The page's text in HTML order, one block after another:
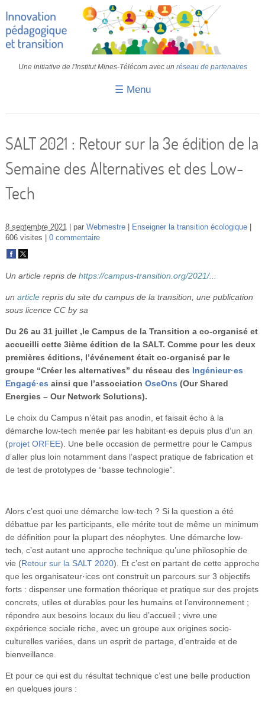
Une initiative de l'Institut Mines-Télécom avec un réseau de partenaires
☰ Menu
IMT
Vidéos
S’inscrire
SALT 2021 : Retour sur la 3e édition de la
Semaine des Alternatives et des Low-
Tech
8 septembre 2021 par Webmestre
Enseigner la transition écologique
606 visites
0 commentaire
Un article repris de https://campus-transition.org/2021/...
un articlerepris du site du campus de la transition, une publication
sous licence CC by sa
Du 26 au 31 juillet ,le Campus de la Transition a co-organisé et
accueilli cette 3ième édition de la SALT. Comme pour les deux
premières éditions, l’événement était co-organisé par le
groupe “Créer les alternatives” du réseau des Ingénieur·es
Engagé·es ainsi que l’association OseOns (Our Shared
Energies – Our Network Solutions).
Le choix du Campus n’était pas anodin, et faisait écho à la
démarche low-tech menée par les habitant·es depuis plus d’un an
(projet ORFEE). Une belle occasion de permettre pour le Campus
d’aller plus loin notamment dans l’aspect pratique de fabrication et
de test de prototypes de “basse technologie”.
Alors c’est quoi une démarche low-tech ? Si la question a été
débattue par les participants, elle mérite tout de même un minimum
de définition pour la plupart des néophytes. Une démarche low-
tech, c’est autant une approche technique qu’une philosophie de
vie (Retour sur la SALT 2020). Et c’est en partant de cette approche
que les organisateur·ices ont construit un parcours sur 3 objectifs
forts : dispenser une formation théorique et pratique sur des projets
concrets, utiles et durables pour les humains et l’environnement ;
répondre aux besoins locaux du lieu d’accueil ; vivre une
expérience sociale riche, avec un groupe aux origines socio-
culturelles variées, dans un esprit de partage, d’entraide et de
bienveillance.
Et pour ce qui est du résultat technique c’est une belle production
en quelques jours :